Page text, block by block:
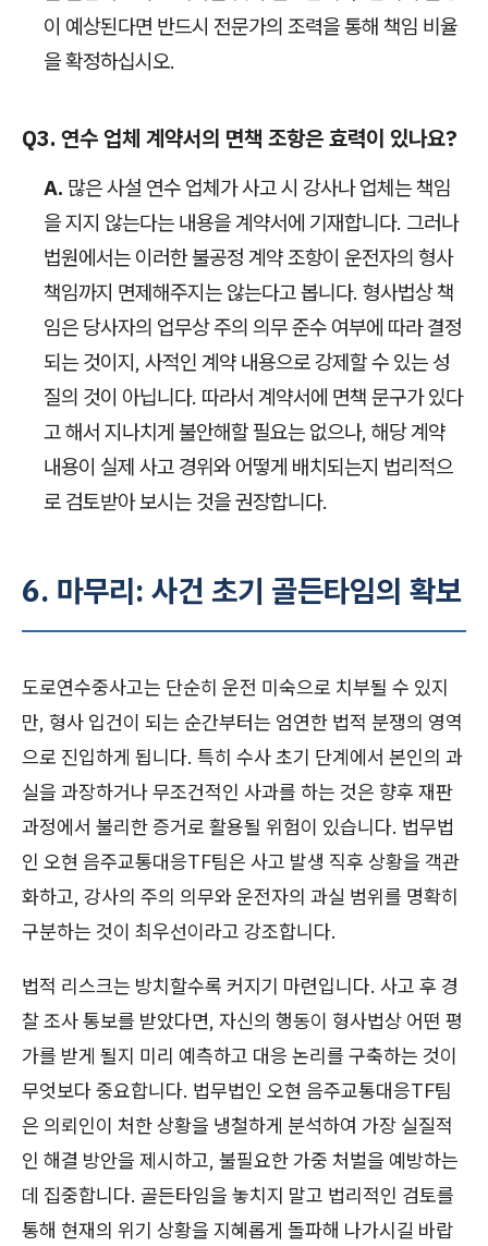
이 예상된다면 반드시 전문가의 조력을 통해 책임 비율
을 확정하십시오.
Q3. 연수 업체 계약서의 면책 조항은 효력이 있나요?
A. 많은 사설 연수 업체가 사고 시 강사나 업체는 책임
을 지지 않는다는 내용을 계약서에 기재합니다. 그러나
법원에서는 이러한 불공정 계약 조항이 운전자의 형사
책임까지 면제해주지는 않는다고 봅니다. 형사법상 책
임은 당사자의 업무상 주의 의무 준수 여부에 따라 결정
되는 것이지, 사적인 계약 내용으로 강제할 수 있는 성
질의 것이 아닙니다. 따라서 계약서에 면책 문구가 있다
고 해서 지나치게 불안해할 필요는 없으나, 해당 계약
내용이 실제 사고 경위와 어떻게 배치되는지 법리적으
로 검토받아 보시는 것을 권장합니다.
6. 마무리: 사건 초기 골든타임의 확보
도로연수중사고는 단순히 운전 미숙으로 치부될 수 있지
만, 형사 입건이 되는 순간부터는 엄연한 법적 분쟁의 영역
으로 진입하게 됩니다. 특히 수사 초기 단계에서 본인의 과
실을 과장하거나 무조건적인 사과를 하는 것은 향후 재판
과정에서 불리한 증거로 활용될 위험이 있습니다. 법무법
인 오현 음주교통대응TF팀은 사고 발생 직후 상황을 객관
화하고, 강사의 주의 의무와 운전자의 과실 범위를 명확히
구분하는 것이 최우선이라고 강조합니다.
법적 리스크는 방치할수록 커지기 마련입니다. 사고 후 경
찰 조사 통보를 받았다면, 자신의 행동이 형사법상 어떤 평
가를 받게 될지 미리 예측하고 대응 논리를 구축하는 것이
무엇보다 중요합니다. 법무법인 오현 음주교통대응TF팀
은 의뢰인이 처한 상황을 냉철하게 분석하여 가장 실질적
인 해결 방안을 제시하고, 불필요한 가중 처벌을 예방하는
데 집중합니다. 골든타임을 놓치지 말고 법리적인 검토를
통해 현재의 위기 상황을 지혜롭게 돌파해 나가시길 바랍